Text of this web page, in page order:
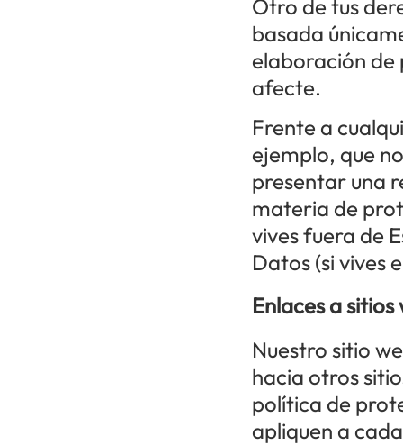
Otro de tus
basada
elaboración de
afecte.
Frente a
ejemplo, que
presentar una
materia de
vives fuera de
Datos (si vives
Enlaces a
Nuestro sitio
hacia otros
política de
apliquen a